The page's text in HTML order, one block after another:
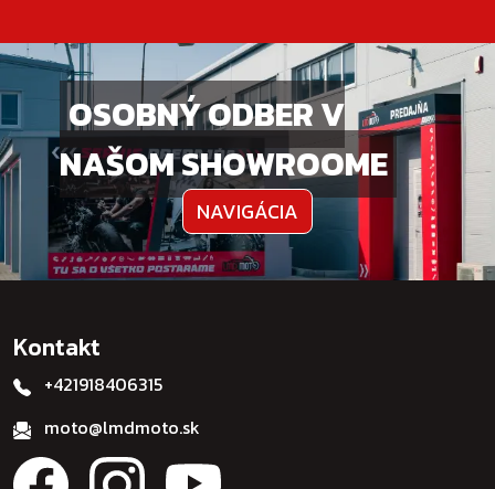
OSOBNÝ ODBER V
NAŠOM SHOWROOME
NAVIGÁCIA
Kontakt
+421918406315
moto@lmdmoto.sk